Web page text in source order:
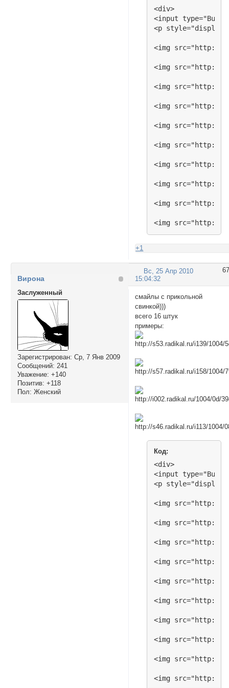
<div>
<input
<p
<img src="http://
<img src="http://
<img src="http://
<img src="http://
<img src="http://
<img src="http://
<img src="http://
<img src="http://
<img src="http://
<img src="http://
<img src="http://
<img src="http://
<img src="http://
<img src="http://
<img src="http://
<img src="http://
<img src="http://
<img src="http://
+1
67
Вс, 25 Апр 2010
15:04:32
Вирона
Заслуженный
Зарегистрирован: Ср, 7 Янв 2009
Сообщений: 241
Уважение: +140
Позитив: +118
Пол: Женский
смайлы с прикольной
свинкой)))
всего 16 штук
примеры:
Код:
<div>
<input
<p
<img src="http://
<img src="http://
<img src="http://
<img src="http://
<img src="http://
<img src="http://
<img src="http://
<img src="http://
<img src="http://
<img src="http://